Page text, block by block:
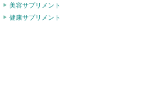
美容サプリメント
健康サプリメント